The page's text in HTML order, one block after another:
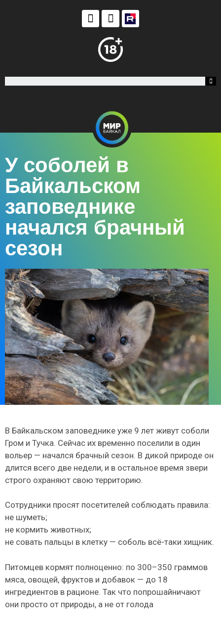
У соболей в
Байкальском
заповеднике
начался брачный
сезон
В Байкальском заповеднике уже 9 лет живут соболи
Гром и Тучка. Сейчас их временно поселили в один
вольер — начался брачный сезон. В дикой природе он
длится всего две недели, и в остальное время звери
строго охраняют свою территорию.
Сотрудники просят посетителей соблюдать правила:
не шуметь;
не кормить животных;
не совать пальцы в клетку — соболь всё-таки хищник.
Питомцев кормят полноценно: по 300–350 граммов
мяса, овощей, фруктов и добавок — до 18
ингредиентов в рационе. Так что попрошайничают
они просто от природы, а не от голода